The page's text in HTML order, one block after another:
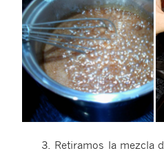
3. Retiramos la mezcla